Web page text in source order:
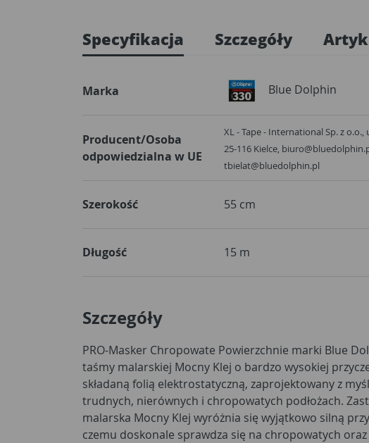
Specyfikacja Szczegóły
Marka Blue Dolphin
Producent/Osoba
odpowiedzialna w UE
XL - Tape - International Sp. z o.o.,
25-116 Kielce,
tbielat@bluedolphin.pl
Szerokość 55 cm
Długość 15 m
Szczegóły
PRO-Masker Chropowate Powierzchnie marki Blue
taśmy malarskiej Mocny Klej o bardzo wysokiej
składaną folią elektrostatyczną, zaprojektowany z
trudnych, nierównych i chropowatych podłożach. Zastosowana taśma
malarska Mocny Klej wyróżnia się wyjątkowo silną
czemu doskonale sprawdza się na chropowatych
zabrudzonych powierzchniach. Pewnie
minimalizując ryzyko odklejania się w trakcie prac
ogólnobudowlanych. Po rozwinięciu folia
przylega do zabezpieczanej powierzchni, nie zsuwa się i skutecznie
chroni przed zabrudzeniami, kurzem czy